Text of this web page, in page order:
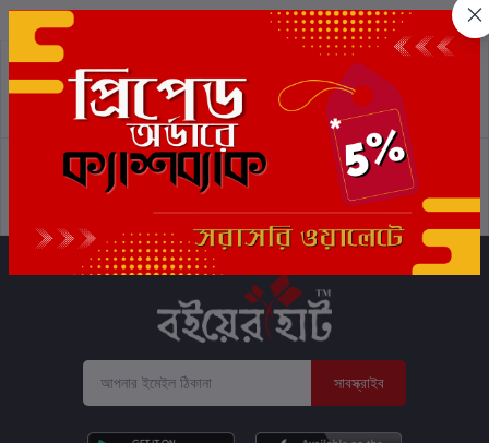
শর্তাবলী প্রত্যাবর্তন নীতিমালা
গোপনীয়তা নীতি
সাবস্ক্রাইব